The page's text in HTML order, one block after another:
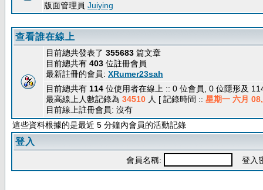
版面管理員 Juiying
查看誰在線上
目前總共發表了 355683 篇文章
目前總共有 403 位註冊會員
最新註冊的會員: XRumer23sah
目前總共有 114 位使用者在線上 :: 0 位會員, 0 位隱形及
最高線上人數記錄為 34510 人 [ 記錄時間 :: 星期一 六月
目前線上註冊會員: 沒有
這些資料根據的是最近 5 分鐘內會員的活動記錄
登入
會員名稱: 登入